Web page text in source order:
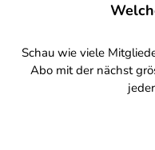
Schau wie viele
Abo mit der nächst